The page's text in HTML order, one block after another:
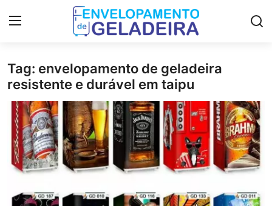
Login Registro
Home
LGPD
Curso de Envelopamento de
Geladeira
Materiais & Ferramentas
Tag: envelopamento de geladeira
resistente e durável em taipu